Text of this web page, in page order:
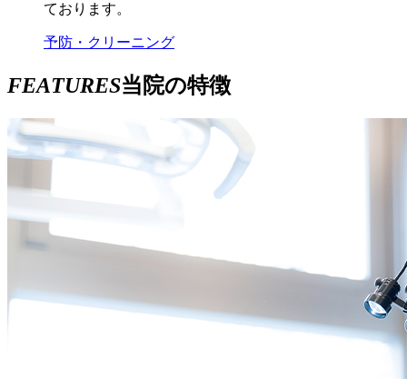
ております。
予防・クリーニング
FEATURES当院の特徴